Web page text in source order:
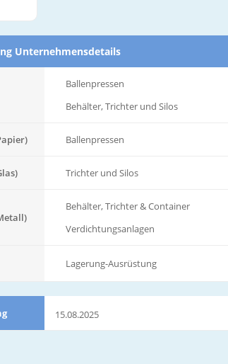
Unternehmensdetails
Ballenpressen
Behälter, Trichter und Silos
Ballenpressen
Trichter und Silos
Behälter, Trichter & Container
Verdichtungsanlagen
Lagerung-Ausrüstung
15.08.2025